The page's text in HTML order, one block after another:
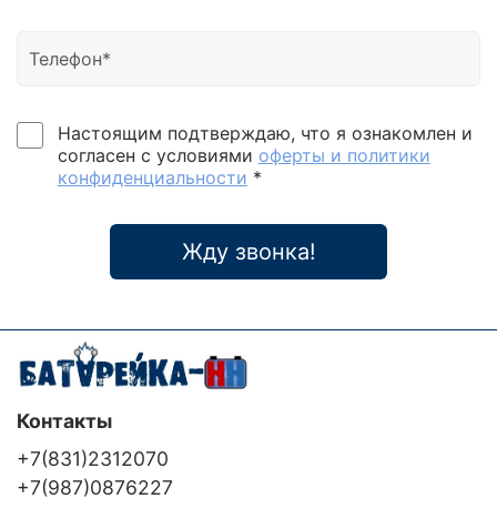
Настоящим подтверждаю, что я ознакомлен и
согласен с условиями оферты и политики
конфиденциальности *
Жду звонка!
Контакты
+7(831)2312070
+7(987)0876227